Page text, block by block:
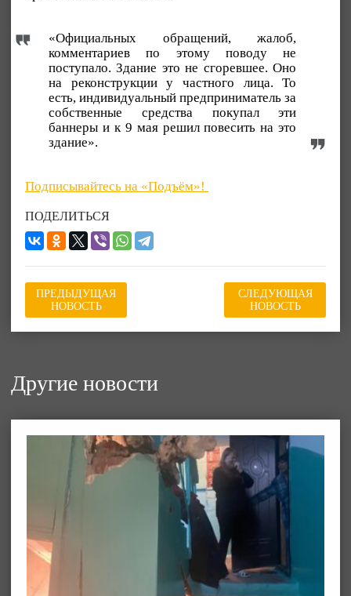
«Официальных обращений, жалоб,
комментариев по этому поводу не
поступало. Здание это не сгоревшее. Оно
на реконструкции у частного лица. То
есть, индивидуальный предприниматель за
собственные средства покупал эти
баннеры и к 9 мая решил повесить на это
здание».
Подписывайтесь на «Подъём»!
ПОДЕЛИТЬСЯ
ПРЕДЫДУЩАЯ
НОВОСТЬ
СЛЕДУЮЩАЯ
НОВОСТЬ
Другие новости